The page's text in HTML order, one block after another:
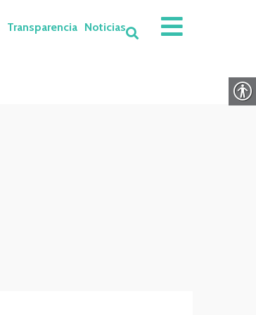
Transparencia Noticias